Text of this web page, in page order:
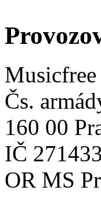
Musicfree
Čs.
160 00
IČ
OR MS